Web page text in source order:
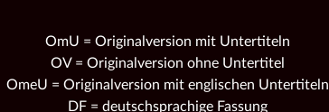
OmU = Originalversion mit Untertiteln
OV = Originalversion ohne Untertitel
OmeU = Originalversion mit englischen Untertiteln
DF = deutschsprachige Fassung